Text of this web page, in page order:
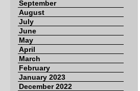
September
August
July
June
May
April
March
February
January 2023
December 2022